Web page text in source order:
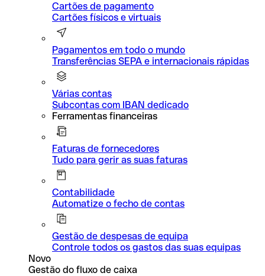
Cartões de pagamento
Cartões físicos e virtuais
Pagamentos em todo o mundo
Transferências SEPA e internacionais rápidas
Várias contas
Subcontas com IBAN dedicado
Ferramentas financeiras
Faturas de fornecedores
Tudo para gerir as suas faturas
Contabilidade
Automatize o fecho de contas
Gestão de despesas de equipa
Controle todos os gastos das suas equipas
Novo
Gestão do fluxo de caixa